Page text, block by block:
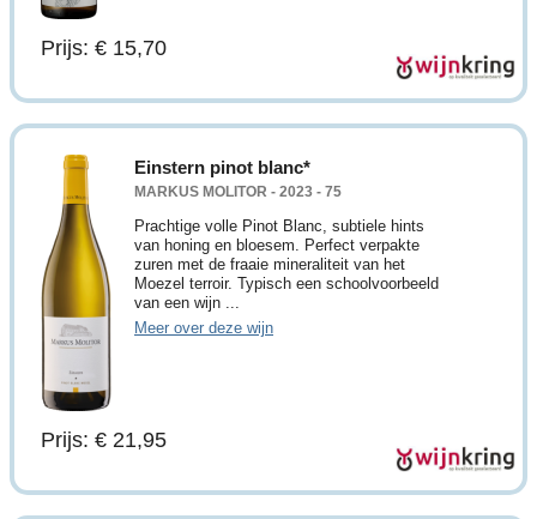
Prijs: € 15,70
Einstern pinot blanc*
MARKUS MOLITOR - 2023 - 75
Prachtige volle Pinot Blanc, subtiele hints
van honing en bloesem. Perfect verpakte
zuren met de fraaie mineraliteit van het
Moezel terroir. Typisch een schoolvoorbeeld
van een wijn ...
Meer over deze wijn
Prijs: € 21,95